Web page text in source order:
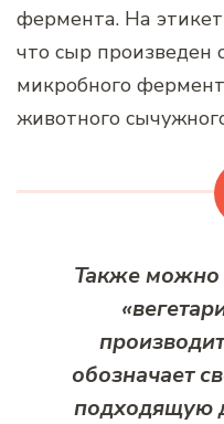
фермента. На
что сыр произведен
микробного
животного
Также можно
обозначает
подходящую